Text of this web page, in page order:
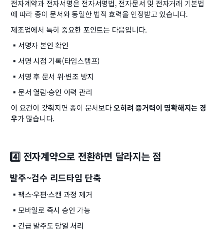
전자계약과 전자서명은 전자서명법, 전자문서 및 전자거래 기본법
에 따라 종이 문서와 동일한 법적 효력을 인정받고 있습니다.
제조업에서 특히 중요한 포인트는 다음입니다.
▪️ 서명자 본인 확인
▪️ 서명 시점 기록(타임스탬프)
▪️ 서명 후 문서 위·변조 방지
▪️ 문서 열람·승인 이력 관리
이 요건이 갖춰지면 종이 문서보다 오히려 증거력이 명확해지는 경
우가 많습니다.
4️⃣ 전자계약으로 전환하면 달라지는 점
발주~검수 리드타임 단축
▪️ 팩스·우편·스캔 과정 제거
▪️ 모바일로 즉시 승인 가능
▪️ 긴급 발주도 당일 처리